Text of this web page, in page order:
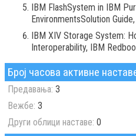
IBM FlashSystem in IBM
EnvironmentsSolution
IBM XIV Storage System:
Interoperability, IBM
Број часова активне
Предавања: 3
Вежбе: 3
Други облици наставе: 0